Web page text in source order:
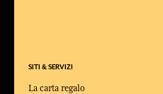
SITI & SERVIZI
La carta regalo